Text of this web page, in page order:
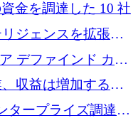
金を調達した 10 社
ジェンスを拡張す
枠を確保
デファインド カメ
ためにシリーズ A
収益は増加するも
タープライズ調達プ